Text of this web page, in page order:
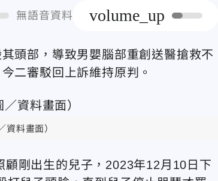
無語音資料 volume_up
頭部，導致男嬰腦部重創送醫搶救不
二審駁回上訴維持原判。
資料畫面）
剛出生的兒子，2023年12月10日下